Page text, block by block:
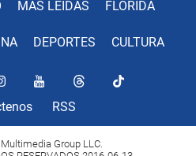
MÁS LEÍDAS FLORIDA
DEPORTES CULTURA
RSS
Group LLC.